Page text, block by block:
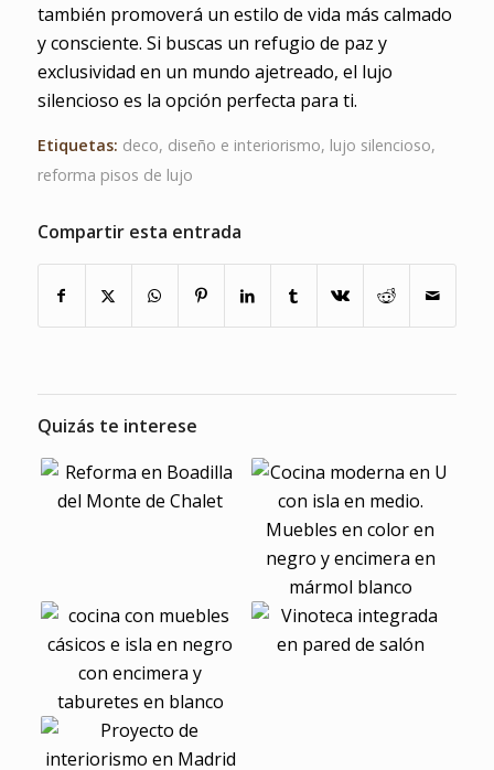
también promoverá un estilo de vida más calmado
y consciente. Si buscas un refugio de paz y
exclusividad en un mundo ajetreado, el lujo
silencioso es la opción perfecta para ti.
Etiquetas: deco, diseño e interiorismo, lujo silencioso,
reforma pisos de lujo
Compartir esta entrada
Quizás te interese